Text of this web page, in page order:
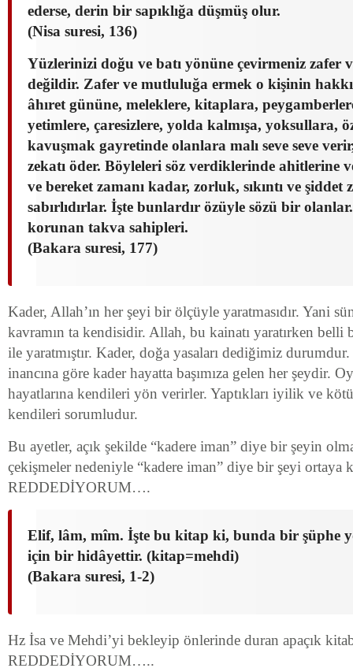
ederse, derin bir sapıklığa düşmüş olur.
(Nisa suresi, 136)
Yüzlerinizi doğu ve batı yönüne çevirmeniz zafer
değildir. Zafer ve mutluluğa ermek o kişinin
âhıret gününe, meleklere, kitaplara,
yetimlere, çaresizlere, yolda kalmışa, yoksullara,
kavuşmak gayretinde olanlara malı seve seve
zekatı öder. Böyleleri söz verdiklerinde ahitlerine
ve bereket zamanı kadar, zorluk, sıkıntı ve şiddet
sabırlıdırlar. İşte bunlardır özüyle sözü bir
korunan takva sahipleri.
(Bakara suresi, 177)
Kader, Allah’ın her şeyi bir ölçüyle yaratmasıdır. Yani
kavramın ta kendisidir. Allah, bu kainatı yaratırken belli
ile yaratmıştır. Kader, doğa yasaları dediğimiz
inancına göre kader hayatta başımıza gelen her şeydir.
hayatlarına kendileri yön verirler. Yaptıkları iyilik ve
kendileri sorumludur.
Bu ayetler, açık şekilde “kadere iman” diye bir şeyin
çekişmeler nedeniyle “kadere iman” diye bir şeyi ortaya
REDDEDİYORUM….
Elif, lâm, mîm. İşte bu kitap ki, bunda bir şüphe
için bir hidâyettir. (kitap=mehdi)
(Bakara suresi, 1-2)
Hz İsa ve Mehdi’yi bekleyip önlerinde duran apaçık
REDDEDİYORUM…..